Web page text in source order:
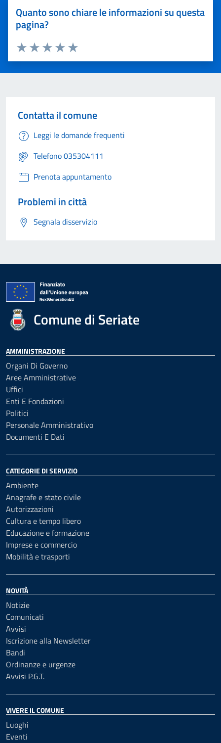
Quanto sono chiare le informazioni su questa
pagina?
Valuta 5 stelle su 5
Valuta 4 stelle su 5
Valuta 3 stelle su 5
Valuta 2 stelle su 5
Valuta 1 stelle su 5
Contatta il comune
Leggi le domande frequenti
Telefono 035304111
Prenota appuntamento
Problemi in città
Segnala disservizio
Comune di Seriate
AMMINISTRAZIONE
Organi Di Governo
Aree Amministrative
Uffici
Enti E Fondazioni
Politici
Personale Amministrativo
Documenti E Dati
CATEGORIE DI SERVIZIO
Ambiente
Anagrafe e stato civile
Autorizzazioni
Cultura e tempo libero
Educazione e formazione
Imprese e commercio
Mobilità e trasporti
NOVITÀ
Notizie
Comunicati
Avvisi
Iscrizione alla Newsletter
Bandi
Ordinanze e urgenze
Avvisi P.G.T.
VIVERE IL COMUNE
Luoghi
Eventi